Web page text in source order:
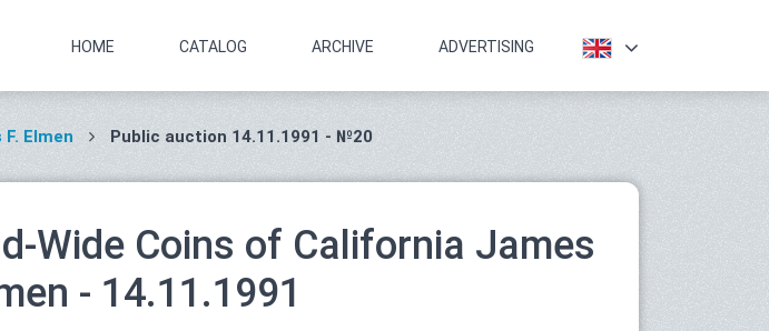
HOME CATALOG ARCHIVE ADVERTISING
Elmen Public auction 14.11.1991 - №20
Wide Coins of California James
- 14.11.1991